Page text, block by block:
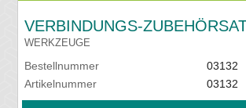
VERBINDUNGS-
WERKZEUGE
Bestellnummer
03132
Artikelnummer
03132